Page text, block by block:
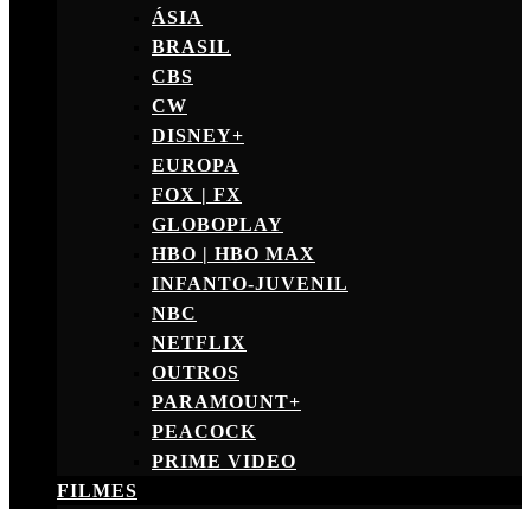
ÁSIA
BRASIL
CBS
CW
DISNEY+
EUROPA
FOX | FX
GLOBOPLAY
HBO | HBO MAX
INFANTO-JUVENIL
NBC
NETFLIX
OUTROS
PARAMOUNT+
PEACOCK
PRIME VIDEO
FILMES